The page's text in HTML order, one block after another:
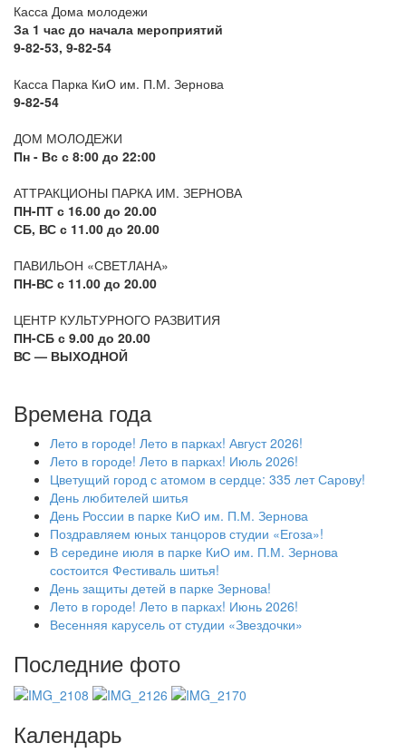
Касса Дома молодежи
За 1 час до начала мероприятий
9-82-53, 9-82-54
Касса Парка КиО им. П.М. Зернова
9-82-54
ДОМ МОЛОДЕЖИ
Пн - Вс с 8:00 до 22:00
АТТРАКЦИОНЫ ПАРКА ИМ. ЗЕРНОВА
ПН-ПТ с 16.00 до 20.00
СБ, ВС с 11.00 до 20.00
ПАВИЛЬОН «СВЕТЛАНА»
ПН-ВС с 11.00 до 20.00
ЦЕНТР КУЛЬТУРНОГО РАЗВИТИЯ
ПН-СБ с 9.00 до 20.00
ВС — ВЫХОДНОЙ
Времена года
Лето в городе! Лето в парках! Август 2026!
Лето в городе! Лето в парках! Июль 2026!
Цветущий город с атомом в сердце: 335 лет Сарову!
День любителей шитья
День России в парке КиО им. П.М. Зернова
Поздравляем юных танцоров студии «Егоза»!
В середине июля в парке КиО им. П.М. Зернова
состоится Фестиваль шитья!
День защиты детей в парке Зернова!
Лето в городе! Лето в парках! Июнь 2026!
Весенняя карусель от студии «Звездочки»
Последние фото
Календарь